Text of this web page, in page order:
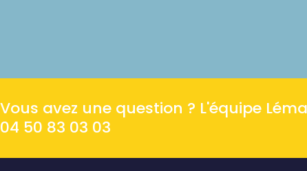
Vous avez une question ? L'équipe
04 50 83 03 03